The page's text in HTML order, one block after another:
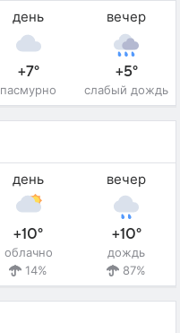
день
+7°
пасмурно
вечер
+5°
слабый дождь
день
+10°
облачно
14%
вечер
+10°
дождь
87%